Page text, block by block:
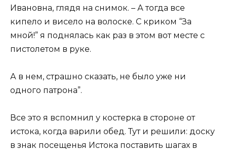
Ивановна, глядя на снимок. – А тогда все
кипело и висело на волоске. С криком “За
мной!” я поднялась как раз в этом вот месте с
пистолетом в руке.
А в нем, страшно сказать, не было уже ни
одного патрона”.
Все это я вспомнил у костерка в стороне от
истока, когда варили обед. Тут и решили: доску
в знак посещенья Истока поставить шагах в